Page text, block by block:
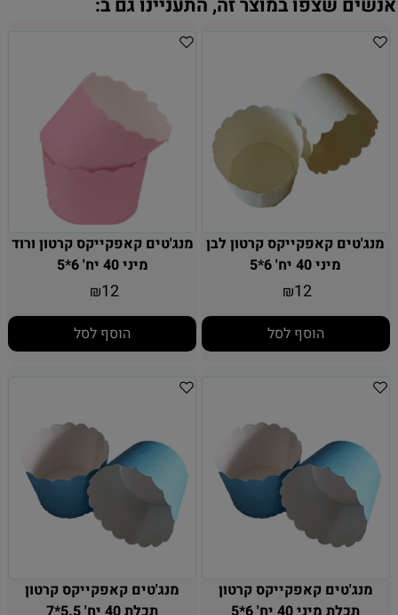
אנשים שצפו במוצר זה, התעניינו גם ב:
מנג'טים קאפקייקס קרטון לבן
מיני 40 יח' 6*5
₪12
הוסף לסל
מנג'טים קאפקייקס קרטון ורוד
מיני 40 יח' 6*5
₪12
הוסף לסל
מנג'טים קאפקייקס קרטון
מנג'טים קאפקייקס קרטון